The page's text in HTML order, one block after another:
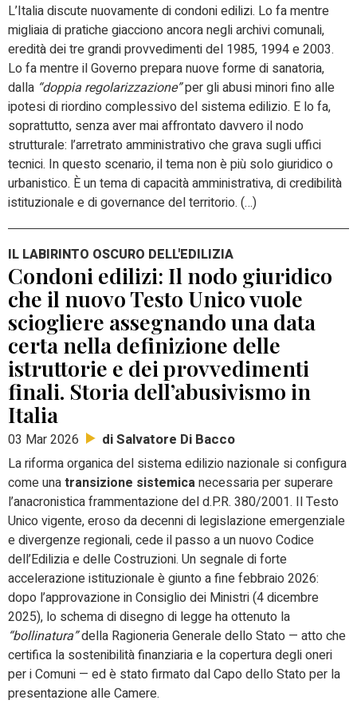
L’Italia discute nuovamente di condoni edilizi. Lo fa mentre
migliaia di pratiche giacciono ancora negli archivi comunali,
eredità dei tre grandi provvedimenti del 1985, 1994 e 2003.
Lo fa mentre il Governo prepara nuove forme di sanatoria,
dalla “doppia regolarizzazione”per gli abusi minori fino alle
ipotesi di riordino complessivo del sistema edilizio. E lo fa,
soprattutto, senza aver mai affrontato davvero il nodo
strutturale: l’arretrato amministrativo che grava sugli uffici
tecnici. In questo scenario, il tema non è più solo giuridico o
urbanistico. È un tema di capacità amministrativa, di credibilità
istituzionale e di governance del territorio. (…)
IL LABIRINTO OSCURO DELL'EDILIZIA
Condoni edilizi: Il nodo giuridico
che il nuovo Testo Unico vuole
sciogliere assegnando una data
certa nella definizione delle
istruttorie e dei provvedimenti
finali. Storia dell’abusivismo in
Italia
03 Mar 2026 di Salvatore Di Bacco
La riforma organica del sistema edilizio nazionale si configura
come unatransizione sistemicanecessaria per superare
l’anacronistica frammentazione del d.P.R. 380/2001. Il Testo
Unico vigente, eroso da decenni di legislazione emergenziale
e divergenze regionali, cede il passo a un nuovo Codice
dell’Edilizia e delle Costruzioni. Un segnale di forte
accelerazione istituzionale è giunto a fine febbraio 2026:
dopo l’approvazione in Consiglio dei Ministri (4 dicembre
2025), lo schema di disegno di legge ha ottenuto la
“bollinatura”della Ragioneria Generale dello Stato — atto che
certifica la sostenibilità finanziaria e la copertura degli oneri
per i Comuni — ed è stato firmato dal Capo dello Stato per la
presentazione alle Camere.